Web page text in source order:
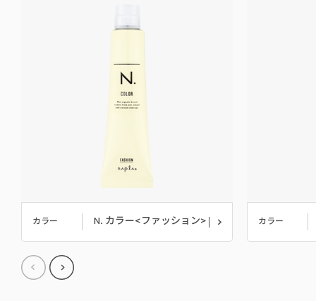
カラー N. カラー<ファッション> カラー